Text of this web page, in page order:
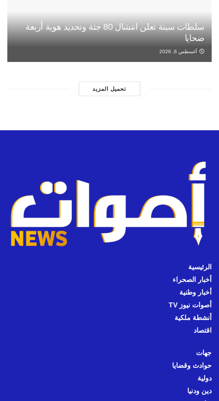
سلطات سبتة تعلن انتشال 80 جثة وتحديد هوية أربعة
ضحايا
أغسطس 6, 2026
تحميل المزيد
الرئيسية
أخبار الصحراء
أخبار وطنية
أصوات نيوز TV
أنشطة ملكية
اقتصاد
جهات
حوادث وقضايا
دولية
دين ودنيا